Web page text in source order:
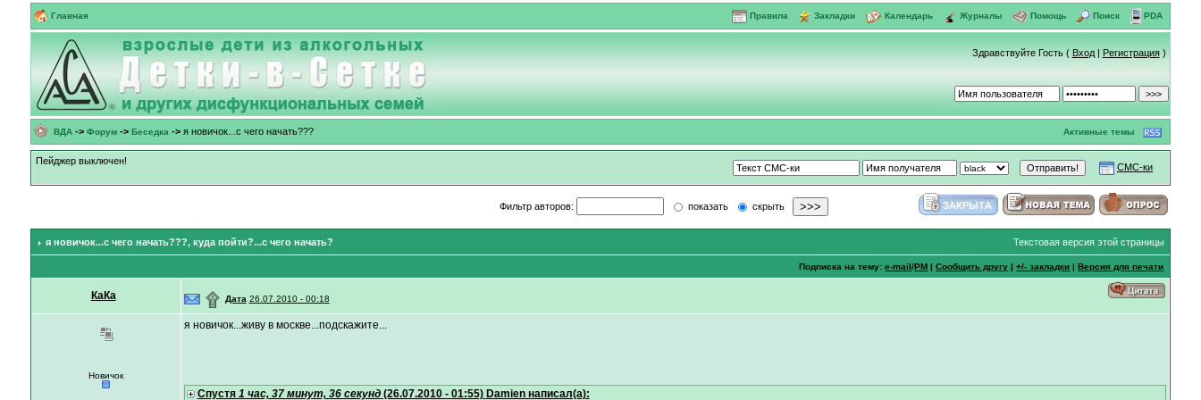
Главная Правила Закладки Календарь Журналы Помощь Поиск PDA
Здравствуйте Гость ( Вход| Регистрация)
ВДА-> Форум-> Беседка -> я новичок...с чего начать??? Активные темы
СМС-ки
Пейджер выключен!
Фильтр авторов: показать скрыть
я новичок...с чего начать???, куда пойти?...с чего начать? Текстовая версия этой страницы
Подписка на тему:e-mail/PM |Сообщить другу |+/- закладки |Версия для печати
КаКа ۩ Дата 26.07.2010 - 00:18
Новичок
я новичок...живу в москве...подскажите...
Спустя 1 час, 37 минут, 36 секунд(26.07.2010 - 01:55) Damienнаписал(а):